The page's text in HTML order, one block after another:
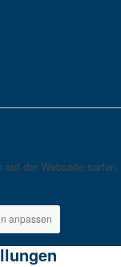
der Webseite surfen,
anpassen